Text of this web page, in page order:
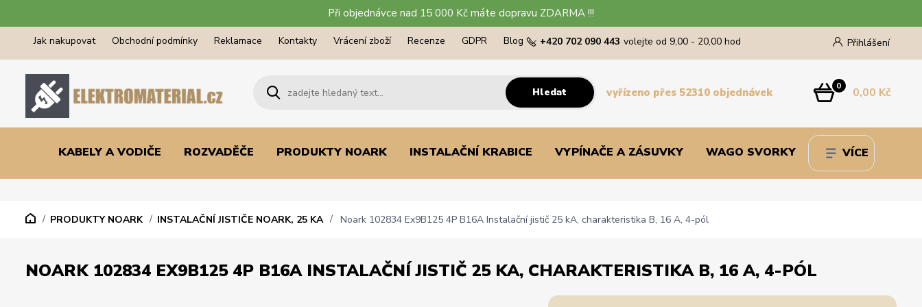
Při objednávce nad 15 000 Kč máte dopravu ZDARMA !!!
Jak nakupovat Obchodní podmínky Reklamace Kontakty Vrácení zboží Recenze GDPR Blog Přihlášení
Hledat
+420 702 090 443 volejte od 9,00 - 20,00 hod
0 0,00 Kč
vyřízeno přes 52310 objednávek
KABELY A VODIČE ROZVADĚČE PRODUKTY NOARK INSTALAČNÍ KRABICE VYPÍNAČE A ZÁSUVKY WAGO SVORKY VÍCE
PRODUKTY NOARK INSTALAČNÍ JISTIČE NOARK, 25 KA Noark 102834 Ex9B125 4P B16A Instalační jistič 25 kA, charakteristika B, 16 A, 4-pól
NOARK 102834 EX9B125 4P B16A INSTALAČNÍ JISTIČ 25 KA, CHARAKTERISTIKA B, 16 A, 4-PÓL